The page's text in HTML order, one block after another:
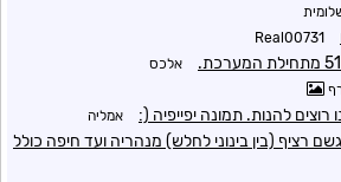
Real00731
אלכס
להנות. תמונה יפייפיה (: אמליה
רציף (בין בינוני לחלש) מנהריה ועד חיפה כולל